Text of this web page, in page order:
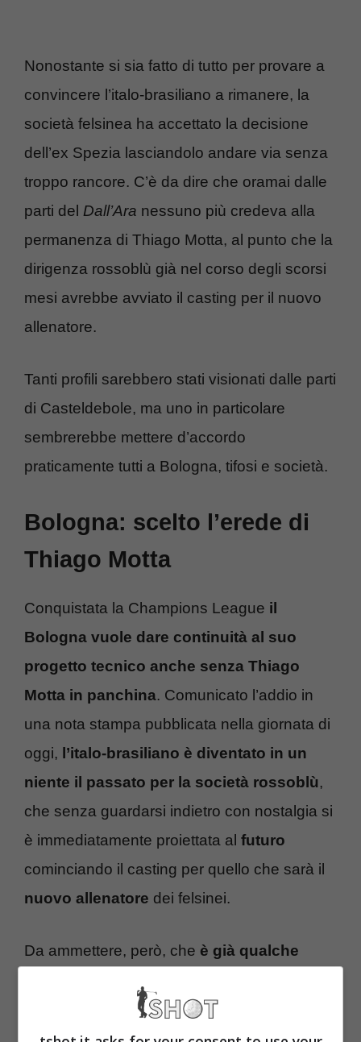
Nonostante si sia fatto di tutto per provare a
convincere l’italo-brasiliano a rimanere, la
società felsinea ha accettato la decisione
dell’ex Spezia lasciandolo andare via senza
troppo rancore. C’è da dire che oramai dalle
parti del Dall’Ara nessuno più credeva alla
permanenza di Thiago Motta, al punto che la
dirigenza rossoblù già nel corso degli scorsi
mesi avrebbe avviato il casting per il nuovo
allenatore.
Tanti profili sarebbero stati visionati dalle parti
di Casteldebole, ma uno in particolare
sembrerebbe mettere d’accordo
praticamente tutti a Bologna, tifosi e società.
Bologna: scelto l’erede di
Thiago Motta
Conquistata la Champions League il
Bologna vuole dare continuità al suo
progetto tecnico anche senza Thiago
Motta in panchina. Comunicato l’addio in
una nota stampa pubblicata nella giornata di
oggi, l’italo-brasiliano è diventato in un
niente il passato per la società rossoblù,
che senza guardarsi indietro con nostalgia si
è immediatamente proiettata al futuro
cominciando il casting per quello che sarà il
nuovo allenatore dei felsinei.
Da ammettere, però, che è già qualche
dirigenza del Bologna starebbero
uscendo fuori i nomi di alcuni profili che